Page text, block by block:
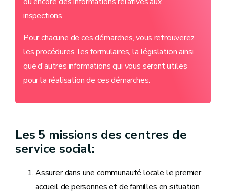
inspections.
Pour chacune de ces démarches, vous retrouverez
les procédures, les formulaires, la législation ainsi
que d'autres informations qui vous seront utiles
pour la réalisation de ces démarches.
Les 5 missions des centres de
service social:
Assurer dans une communauté locale le premier
accueil de personnes et de familles en situation